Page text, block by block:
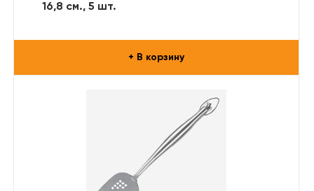
16,8 см., 5 шт.
+ В корзину